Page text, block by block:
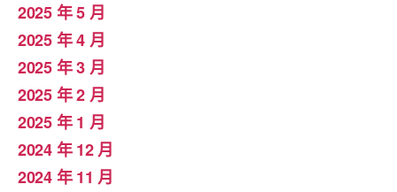
2025 年 5 月
2025 年 4 月
2025 年 3 月
2025 年 2 月
2025 年 1 月
2024 年 12 月
2024 年 11 月